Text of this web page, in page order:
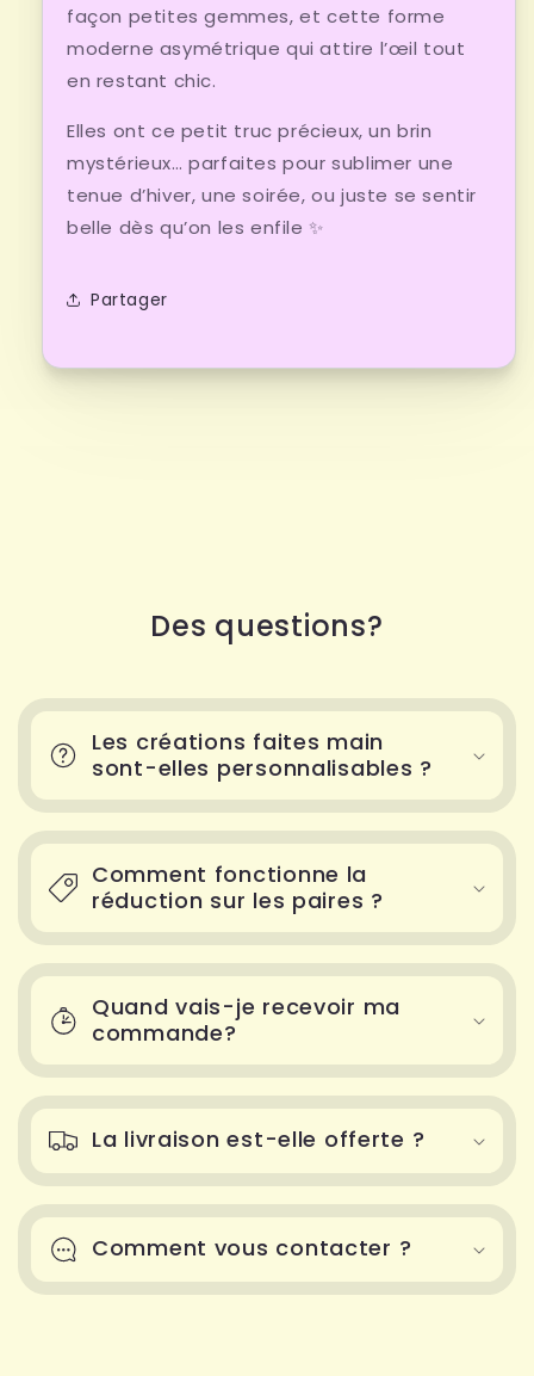
façon petites gemmes, et cette forme
moderne asymétrique qui attire l’œil tout
en restant chic.
Elles ont ce petit truc précieux, un brin
mystérieux… parfaites pour sublimer une
tenue d’hiver, une soirée, ou juste se sentir
belle dès qu’on les enfile ✨
Partager
Des questions?
Les créations faites main
sont-elles personnalisables ?
Comment fonctionne la
réduction sur les paires ?
Quand vais-je recevoir ma
commande?
La livraison est-elle offerte ?
Comment vous contacter ?